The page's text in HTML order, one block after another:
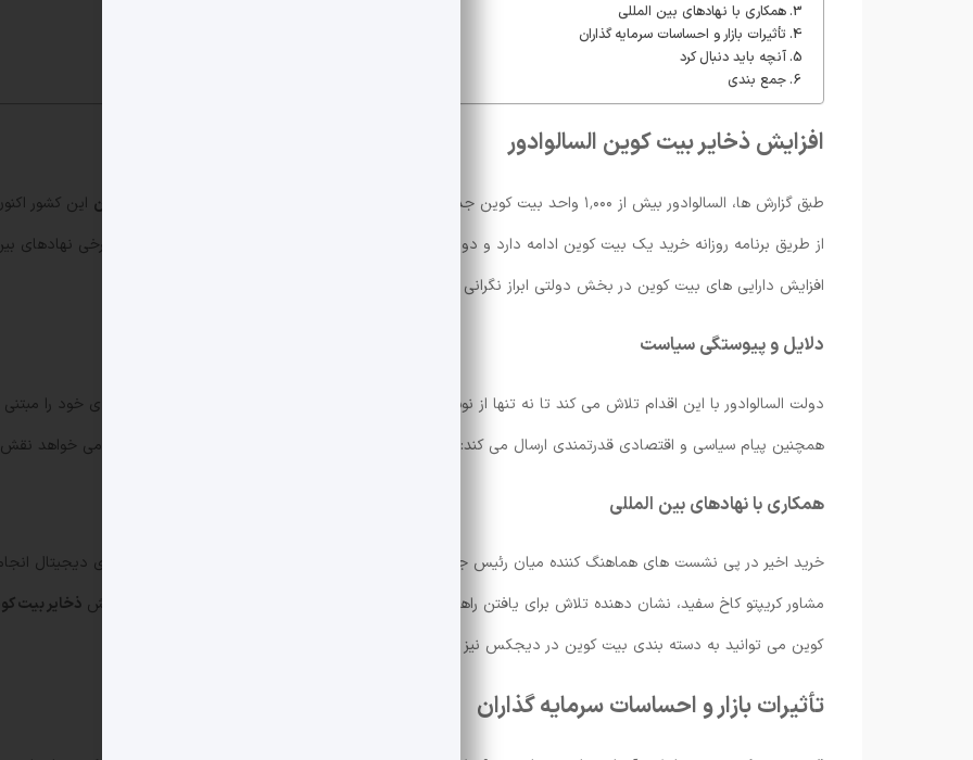
همکاری با نهادهای بین المللی
تأثیرات بازار و احساسات سرمایه گذاران
آنچه باید دنبال کرد
جمع بندی
افزایش ذخایر بیت کوین السالوادور
طبق گزارش ها، السالوادور بیش از ۱٬۰۰۰ واحد بیت کوین جدید را به سبد دولتی اضافه کرده و مجموع ذخایر بیت کوین
افزایش دارایی های بیت کوین در بخش دولتی ابراز نگرانی کرده اند.
دلایل و پیوستگی سیاست
دولت السالوادور با این اقدام تلاش می کند تا نه تنها از نوسانات قیمت بهره برداری کند، بلکه سیاست پولی و اقتصادی خود را
همچنین پیام سیاسی و اقتصادی قدرتمندی ارسال می کند: السالوادور به عنوان کشوری پیشرو در پذیرش بیت کوین، می خواهد
همکاری با نهادهای بین المللی
خرید اخیر در پی نشست های هماهنگ کننده میان رئیس جمهور بوکله و مشاوران آمریکایی درباره نظارت بر دارایی های دیجیتال
مشاور کریپتو کاخ سفید، نشان دهنده تلاش برای یافتن راهبردهای مشترک و کاهش اصطکاک های سیاسی حول افزایش ذخایر بیت
کوین می توانید به دسته بندی بیت کوین در دیجکس نیز مراجعه کنید:
تأثیرات بازار و احساسات سرمایه گذاران